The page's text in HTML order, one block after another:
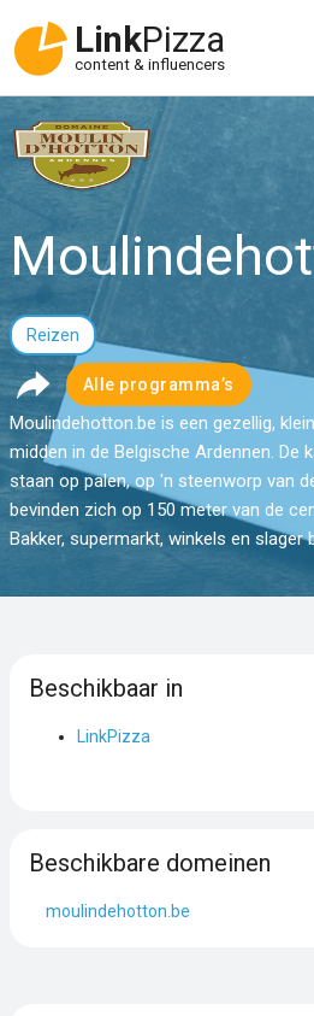
LinkPizza
content & influencers
Reizen
Alle programma’s
Moulindehotton.be is een gezellig,
midden in de Belgische Ardennen. De
staan op palen, op 'n steenworp van
bevinden zich op 150 meter van de
Bakker, supermarkt, winkels en slager
Beschikbaar in
LinkPizza
Beschikbare domeinen
moulindehotton.be